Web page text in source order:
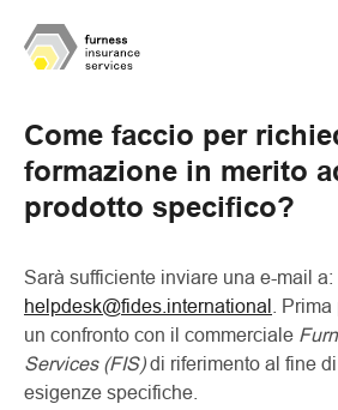
Come faccio per
formazione in merito
prodotto specifico?
Sarà sufficiente inviare una e-mail a:
helpdesk@fides.international
.
un confronto con il commerciale
Services (FIS)di riferimento al fine
esigenze specifiche.